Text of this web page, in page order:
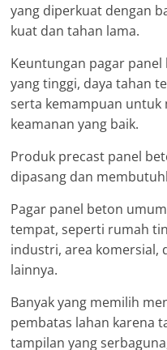
yang diperkuat dengan
kuat dan tahan lama.
Keuntungan pagar
yang tinggi, daya tahan
serta kemampuan untuk
keamanan yang baik.
Produk precast panel
dipasang dan
Pagar panel beton
tempat, seperti rumah
industri, area
lainnya.
Banyak yang memilih
pembatas lahan karena
tampilan yang